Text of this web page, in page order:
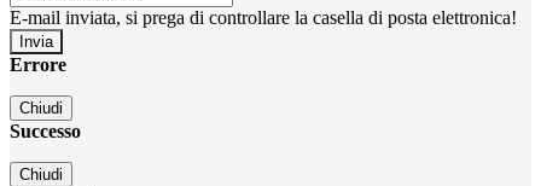
E-mail inviata, si prega di controllare la casella di posta elettronica!
Errore
Chiudi
Successo
Chiudi